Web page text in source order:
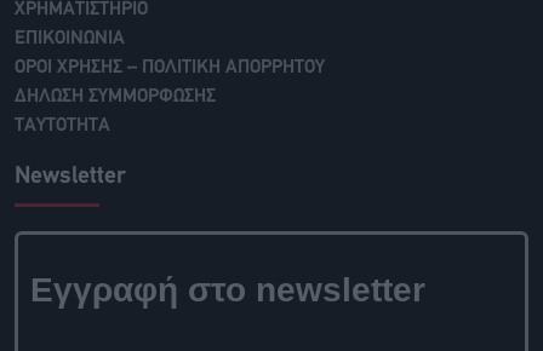
ΧΡΗΜΑΤΙΣΤΗΡΙΟ
ΕΠΙΚΟΙΝΩΝΙΑ
ΟΡΟΙ ΧΡΗΣΗΣ – ΠΟΛΙΤΙΚΗ ΑΠΟΡΡΗΤΟΥ
ΔΗΛΩΣΗ ΣΥΜΜΟΡΦΩΣΗΣ
ΤΑΥΤΟΤΗΤΑ
Newsletter
Εγγραφή στο newsletter